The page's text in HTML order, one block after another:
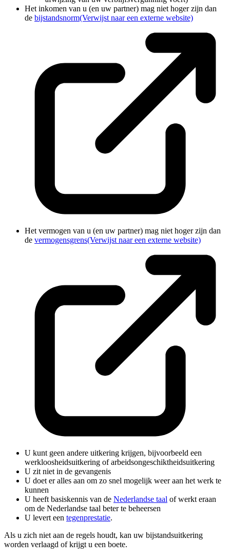
Het inkomen van u (en uw partner) mag niet hoger zijn dan
de bijstandsnorm(Verwijst naar een externe website)
Het vermogen van u (en uw partner) mag niet hoger zijn dan
de vermogensgrens(Verwijst naar een externe website)
U kunt geen andere uitkering krijgen, bijvoorbeeld een
werkloosheidsuitkering of arbeidsongeschiktheidsuitkering
U zit niet in de gevangenis
U doet er alles aan om zo snel mogelijk weer aan het werk te
kunnen
U heeft basiskennis van de Nederlandse taal of werkt eraan
om de Nederlandse taal beter te beheersen
U levert een tegenprestatie.
Als u zich niet aan de regels houdt, kan uw bijstandsuitkering
worden verlaagd of krijgt u een boete.